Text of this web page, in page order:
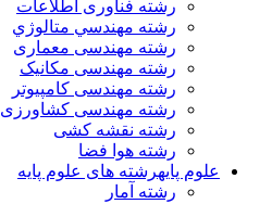
رشته فناوری اطلاعات
رشته مهندسي متالوژي
رشته مهندسی معماری
رشته مهندسی مکانیک
رشته مهندسی کامپیوتر
رشته مهندسی کشاورزی
رشته نقشه کشی
رشته هوا فضا
علوم پایهرشته های علوم پایه
رشته آمار